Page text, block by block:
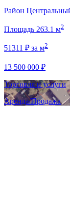
Район
Площадь 263.1 м2
51311 ₽ за м2
13 500 000 ₽
Торговля и услуги
Аренда/Продажа